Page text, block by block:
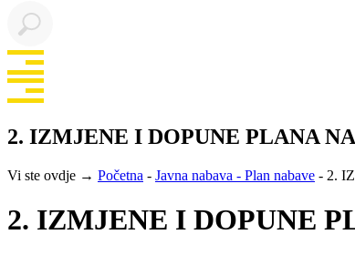
2. IZMJENE I DOPUNE PLANA
Vi ste ovdje → Početna - Javna nabava - Plan nabave - 2.
2. IZMJENE I DOPUNE